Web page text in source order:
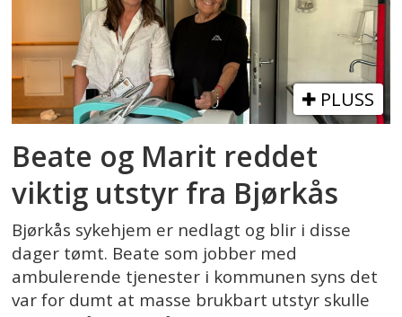
PLUSS
Beate og Marit reddet
viktig utstyr fra Bjørkås
Bjørkås sykehjem er nedlagt og blir i disse
dager tømt. Beate som jobber med
ambulerende tjenester i kommunen syns det
var for dumt at masse brukbart utstyr skulle